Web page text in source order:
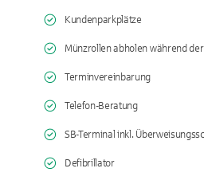
Kundenparkplätze
Münzrollen abholen während
Terminvereinbarung
Telefon-Beratung
SB-Terminal inkl.
Defibrillator